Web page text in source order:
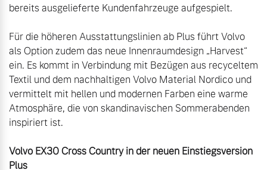
bereits ausgelieferte Kundenfahrzeuge aufgespielt.
Für die höheren Ausstattungslinien ab Plus führt Volvo
als Option zudem das neue Innenraumdesign „Harvest“
ein. Es kommt in Verbindung mit Bezügen aus recyceltem
Textil und dem nachhaltigen Volvo Material Nordico und
vermittelt mit hellen und modernen Farben eine warme
Atmosphäre, die von skandinavischen Sommerabenden
inspiriert ist.
Volvo EX30 Cross Country in der neuen Einstiegsversion